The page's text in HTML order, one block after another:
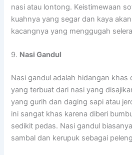
nasi atau lontong. Keistimewaan
kuahnya yang segar dan kaya
kacangnya yang menggugah
9. Nasi Gandul
Nasi gandul adalah hidangan khas
yang terbuat dari nasi yang
yang gurih dan daging sapi atau
ini sangat khas karena diberi
sedikit pedas. Nasi gandul
sambal dan kerupuk sebagai